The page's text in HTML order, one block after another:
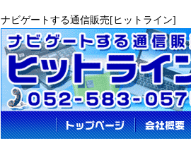
ナビゲートする通信販売[ヒットライン]